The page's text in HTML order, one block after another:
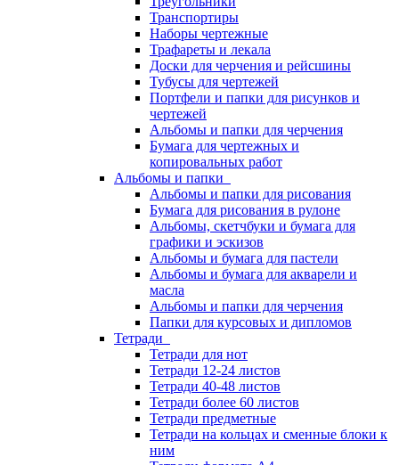
Транспортиры
Наборы чертежные
Трафареты и лекала
Доски для черчения и рейсшины
Тубусы для чертежей
Портфели и папки для рисунков и
чертежей
Альбомы и папки для черчения
Бумага для чертежных и
копировальных работ
Альбомы и папки
Альбомы и папки для рисования
Бумага для рисования в рулоне
Альбомы, скетчбуки и бумага для
графики и эскизов
Альбомы и бумага для пастели
Альбомы и бумага для акварели и
масла
Альбомы и папки для черчения
Папки для курсовых и дипломов
Тетради
Тетради для нот
Тетради 12-24 листов
Тетради 40-48 листов
Тетради более 60 листов
Тетради предметные
Тетради на кольцах и сменные блоки к
ним